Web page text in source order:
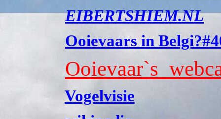
EIBERTSHIEM.NL
Ooievaars in
Ooievaar`s
Vogelvisie